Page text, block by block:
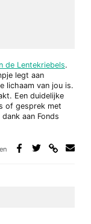
de Lentekriebels.
legt aan
lichaam van jou is.
Een duidelijke
of gesprek met
aan Fonds